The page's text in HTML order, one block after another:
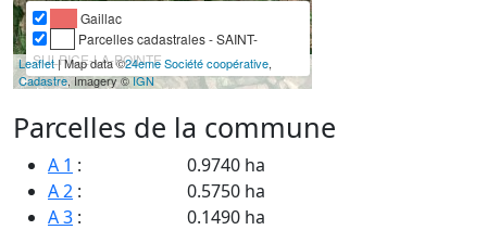
Gaillac
Parcelles cadastrales - SAINT-
SULPICE-LA-POINTE
Leaflet| Map data ©24eme Société coopérative,
Cadastre, Imagery ©IGN
Parcelles de la commune
A 1 :
0.9740 ha
A 2 :
0.5750 ha
A 3 :
0.1490 ha